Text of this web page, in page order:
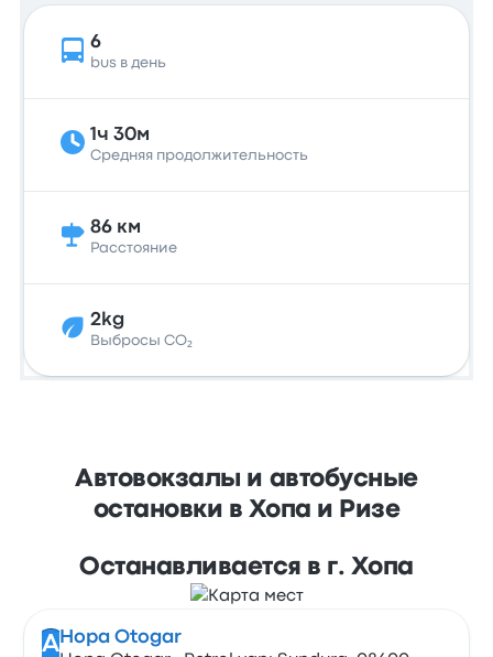
6
bus в день
1ч 30м
Средняя продолжительность
86 км
Расстояние
2kg
Выбросы CO₂
Автовокзалы и автобусные
остановки в Хопа и Ризе
Останавливается в г. Хопа
A Hopa Otogar